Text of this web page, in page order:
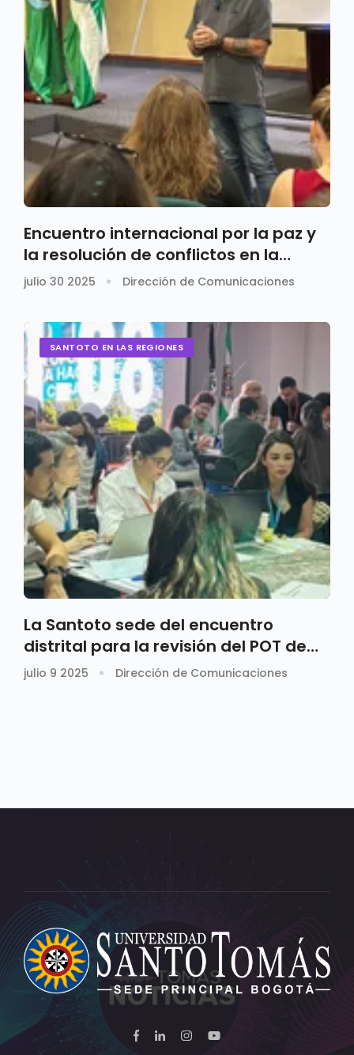
Encuentro internacional por la paz y
la resolución de conflictos en la
Santoto Medellín
julio 30 2025 Dirección de Comunicaciones
SANTOTO EN LAS REGIONES
La Santoto sede del encuentro
distrital para la revisión del POT de
Medellín
julio 9 2025 Dirección de Comunicaciones